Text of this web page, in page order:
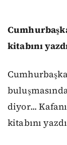
kitabını
diyor...
kitabını